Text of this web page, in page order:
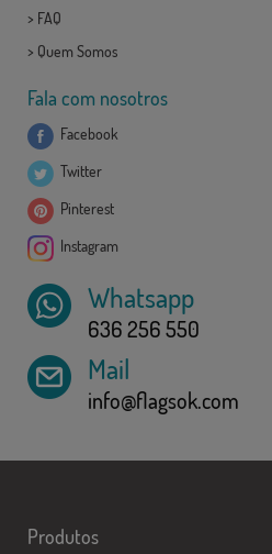
> FAQ
> Quem Somos
Fala com nosotros
Facebook
Twitter
Pinterest
Instagram
Whatsapp
636 256 550
Mail
info@flagsok.com
Produtos